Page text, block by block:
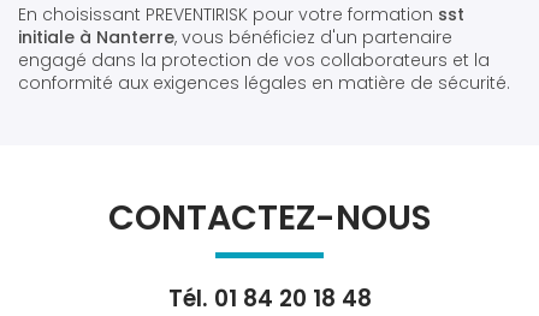
En choisissant PREVENTIRISK pour votre formation sst
initiale à Nanterre, vous bénéficiez d'un partenaire
engagé dans la protection de vos collaborateurs et la
conformité aux exigences légales en matière de sécurité.
CONTACTEZ-NOUS
Tél. 01 84 20 18 48